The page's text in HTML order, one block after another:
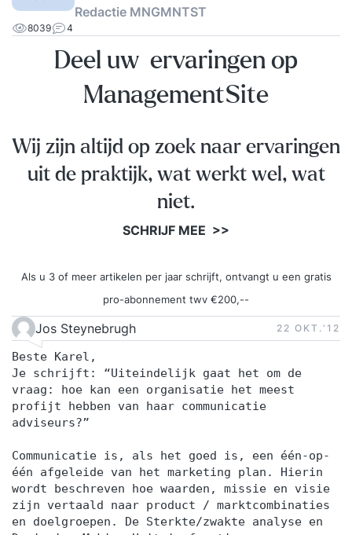
Redactie MNGMNTST
8039 4
Deel uw ervaringen op
ManagementSite
Wij zijn altijd op zoek naar ervaringen
uit de praktijk, wat werkt wel, wat
niet.
SCHRIJF MEE >>
Als u 3 of meer artikelen per jaar schrijft, ontvangt u een gratis
pro-abonnement twv €200,--
Jos Steynebrugh 22 OKT.‘12
Beste Karel,
Je schrijft: “Uiteindelijk gaat het om de
vraag: hoe kan een organisatie het meest
profijt hebben van haar communicatie
adviseurs?”
Communicatie is, als het goed is, een één-op-
één afgeleide van het marketing plan. Hierin
wordt beschreven hoe waarden, missie en visie
zijn vertaald naar product / marktcombinaties
en doelgroepen. De Sterkte/zwakte analyse en